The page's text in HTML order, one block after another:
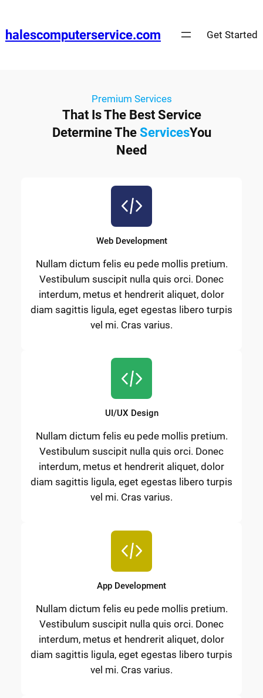
halescomputerservice.com Get Started
Premium Services
That Is The Best Service
Determine The ServicesYou
Need
Web Development
Nullam dictum felis eu pede mollis pretium.
Vestibulum suscipit nulla quis orci. Donec
interdum, metus et hendrerit aliquet, dolor
diam sagittis ligula, eget egestas libero turpis
vel mi. Cras varius.
UI/UX Design
Nullam dictum felis eu pede mollis pretium.
Vestibulum suscipit nulla quis orci. Donec
interdum, metus et hendrerit aliquet, dolor
diam sagittis ligula, eget egestas libero turpis
vel mi. Cras varius.
App Development
Nullam dictum felis eu pede mollis pretium.
Vestibulum suscipit nulla quis orci. Donec
interdum, metus et hendrerit aliquet, dolor
diam sagittis ligula, eget egestas libero turpis
vel mi. Cras varius.